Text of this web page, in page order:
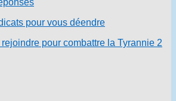
pour vous déendre
pour combattre la Tyrannie 2